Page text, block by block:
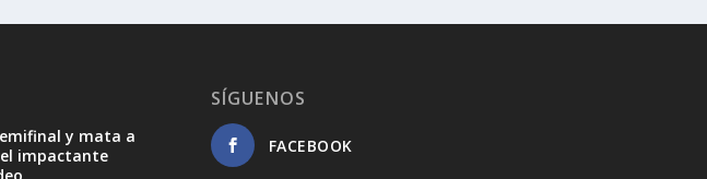
y mata a
impactante
SÍGUENOS
FACEBOOK